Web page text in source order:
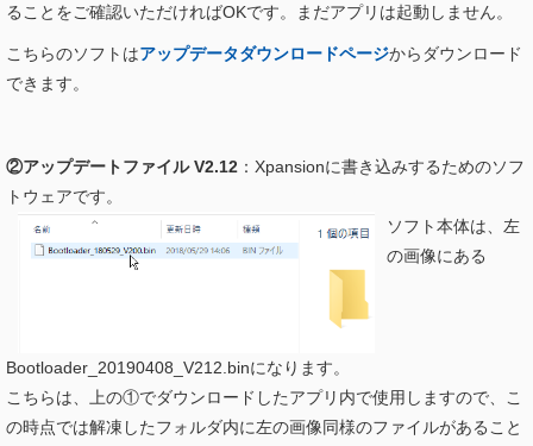
ることをご確認いただければOKです。まだアプリは起動しません。
こちらのソフトはアップデータダウンロードページからダウンロード
できます。
②アップデートファイル V2.12 ：Xpansionに書き込みするためのソフ
トウェアです。
ソフト本体は、左
の画像にある
Bootloader_20190408_V212.binになります。
こちらは、上の①でダウンロードしたアプリ内で使用しますので、こ
の時点では解凍したフォルダ内に左の画像同様のファイルがあること